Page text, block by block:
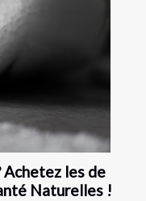
Achetez les de
Naturelles !